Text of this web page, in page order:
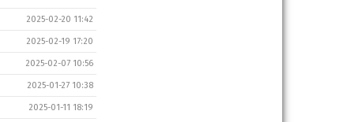
2025-02-20 11:42
2025-02-19 17:20
2025-02-07 10:56
2025-01-27 10:38
2025-01-11 18:19